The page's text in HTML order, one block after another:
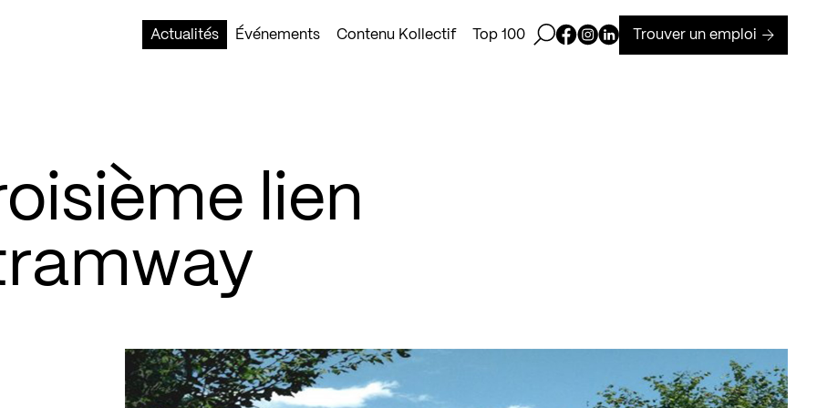
Actualités
Événements Contenu Kollectif Top 100 Ouvrir la barre de recherche
Page Facebook de Kollectif
Page Instagram de Kollectif
Page Linkedin de Kollectif
Trouver un emploi
lien